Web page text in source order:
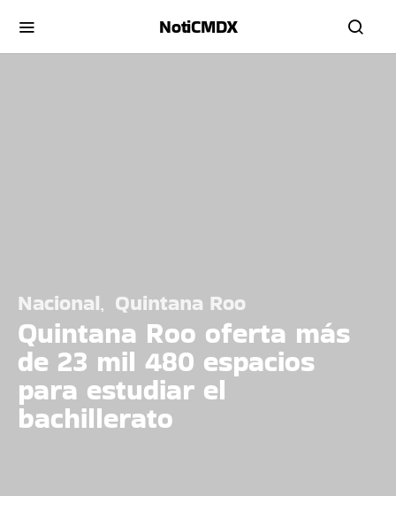
NotiCMDX
Nacional Quintana Roo
Quintana Roo oferta más
de 23 mil 480 espacios
para estudiar el
bachillerato